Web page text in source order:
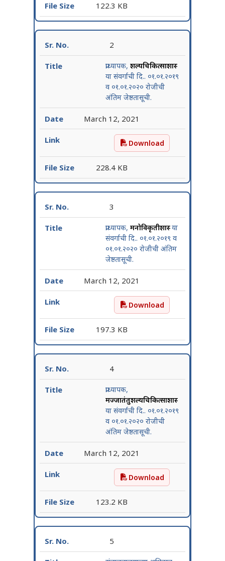
122.3 KB
2
प्राध्यापक, शल्यचिकित्साशास्त्र
या संवर्गाची दि.. ०१.०१.२०१९
व ०१.०१.२०२० रोजीची
अंतिम जेष्ठतासूची.
March 12, 2021
प्राध्यापक,
Download
228.4 KB
3
प्राध्यापक, मनोविकृतीशास्त्रया
संवर्गाची दि.. ०१.०१.२०१९ व
०१.०१.२०२० रोजीची अंतिम
जेष्ठतासूची.
March 12, 2021
प्राध्यापक, मनोविकृतीशास्त्र
Download
197.3 KB
4
प्राध्यापक,
मज्जातंतुशल्यचिकित्साशास्त्र
या संवर्गाची दि.. ०१.०१.२०१९
व ०१.०१.२०२० रोजीची
अंतिम जेष्ठतासूची.
March 12, 2021
प्राध्यापक,
Download
123.2 KB
5